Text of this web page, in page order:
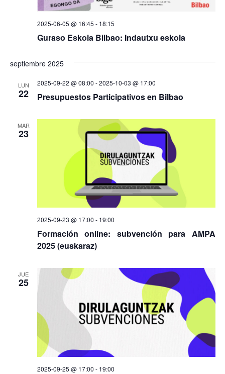
Guraso Eskola Bilbao: Indautxu eskola
2025-06-05 @ 16:45 - 18:15
septiembre 2025
LUN
22 Presupuestos Participativos en Bilbao
2025-09-22 @ 08:00 -2025-10-03 @ 17:00
MAR
23
Formación online: subvención para AMPA
2025 (euskaraz)
2025-09-23 @ 17:00 - 19:00
JUE
25
2025-09-25 @ 17:00 - 19:00